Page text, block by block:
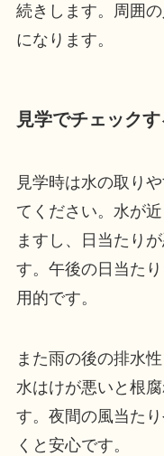
続きします。周囲
になります。
見学でチェック
見学時は水の取り
てください。水が
ますし、日当たり
す。午後の日当た
用的です。
また雨の後の排水
水はけが悪いと根
す。夜間の風当た
くと安心です。